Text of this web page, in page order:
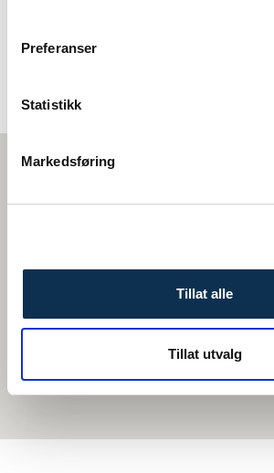
Preferanser
Statistikk
Markedsføring
Tillat alle
Tillat utvalg
Her finner du oss i Stavanger